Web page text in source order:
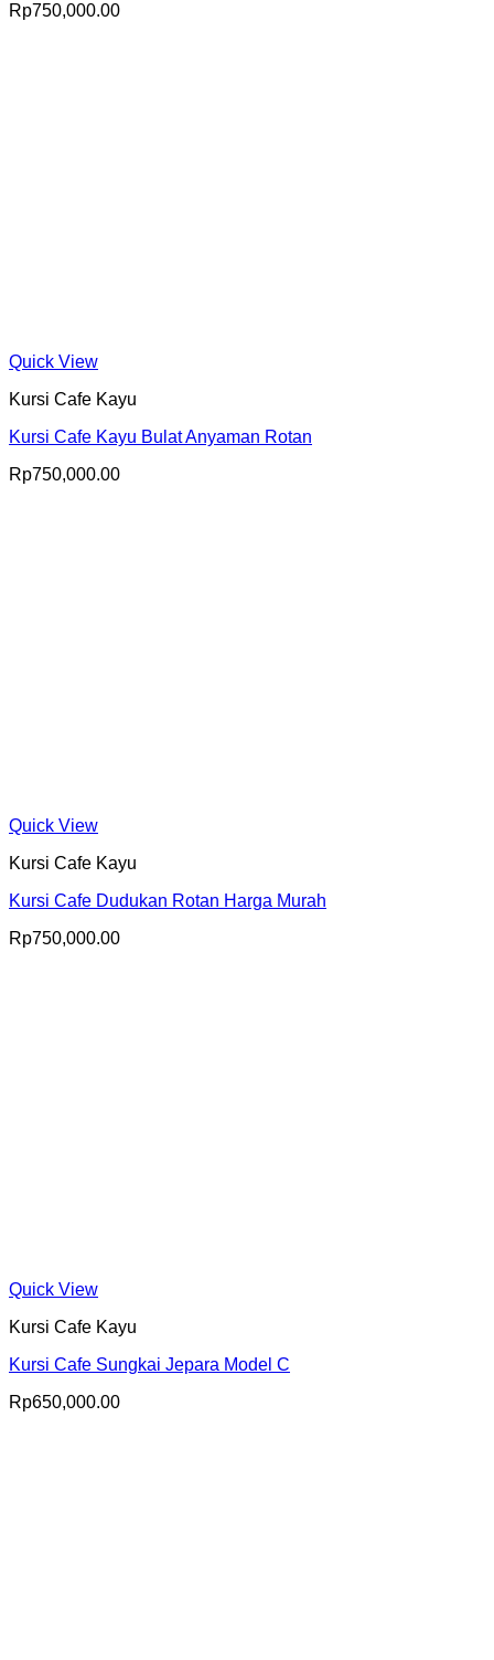
Rp750,000.00
Quick View
Kursi Cafe Kayu
Kursi Cafe Kayu Bulat Anyaman Rotan
Rp750,000.00
Quick View
Kursi Cafe Kayu
Kursi Cafe Dudukan Rotan Harga Murah
Rp750,000.00
Quick View
Kursi Cafe Kayu
Kursi Cafe Sungkai Jepara Model C
Rp650,000.00